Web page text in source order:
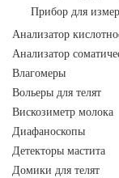
Прибор для
Анализатор
Анализатор
Влагомеры
Вольеры для телят
Вискозиметр молока
Диафаноскопы
Детекторы мастита
Домики для телят